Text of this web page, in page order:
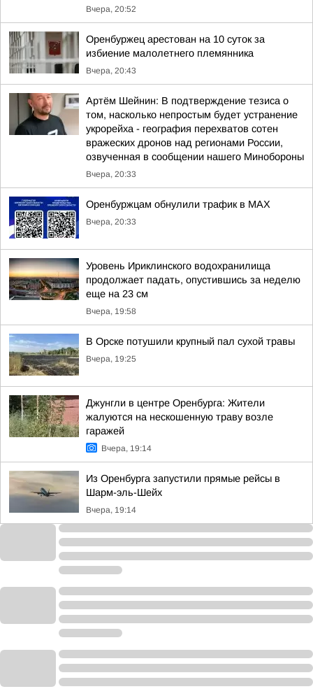
Вчера, 20:52
Оренбуржец арестован на 10 суток за
избиение малолетнего племянника
Вчера, 20:43
Артём Шейнин: В подтверждение тезиса о
том, насколько непростым будет устранение
укрорейха - география перехватов сотен
вражеских дронов над регионами России,
озвученная в сообщении нашего Минобороны
Вчера, 20:33
Оренбуржцам обнулили трафик в MAX
Вчера, 20:33
Уровень Ириклинского водохранилища
продолжает падать, опустившись за неделю
еще на 23 см
Вчера, 19:58
В Орске потушили крупный пал сухой травы
Вчера, 19:25
Джунгли в центре Оренбурга: Жители
жалуются на нескошенную траву возле
гаражей
Вчера, 19:14
Из Оренбурга запустили прямые рейсы в
Шарм-эль-Шейх
Вчера, 19:14